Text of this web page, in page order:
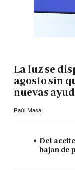
La luz se
agosto sin
nuevas
Raúl Masa
Del
bajan de